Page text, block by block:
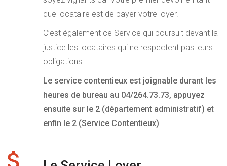
que locataire est de payer votre loyer.
C’est également ce Service qui poursuit devant la
justice les locataires qui ne respectent pas leurs
obligations.
Le service contentieux est joignable durant les
heures de bureau au 04/264.73.73, appuyez
ensuite sur le 2 (département administratif) et
enfin le 2 (Service Contentieux).